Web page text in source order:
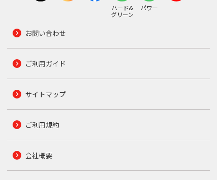
ハード&
グリーン
パワー
お問い合わせ
ご利用ガイド
サイトマップ
ご利用規約
会社概要